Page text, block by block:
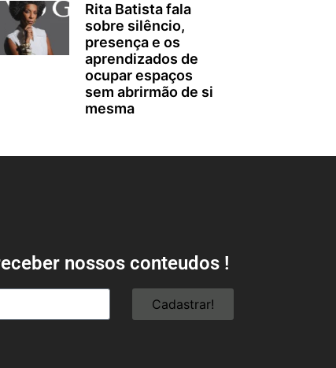
Rita Batista fala
sobre silêncio,
presença e os
aprendizados de
ocupar espaços
sem abrirmão de si
mesma
nossos conteudos !
Cadastrar!